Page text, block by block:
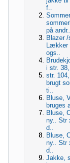
f..
på andr..
Blazer /
ogs..
i str.
str.
brugt
ti..
Bluse,
bruges
Bluse,
ny.. Str
d..
Bluse,
ny.. Str
d..
Jakke,